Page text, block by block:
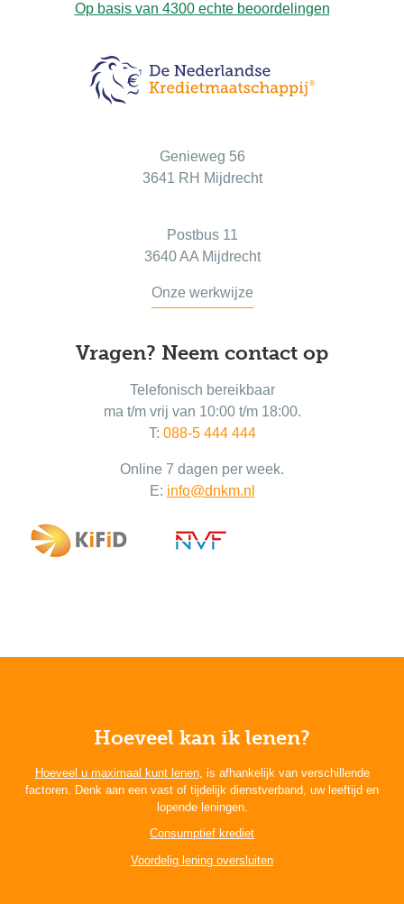
Op basis van 4300echte beoordelingen
Genieweg 56
3641 RH Mijdrecht
Postbus 11
3640 AA Mijdrecht
Onze werkwijze
Vragen? Neem contact op
Telefonisch bereikbaar
ma t/m vrij van 10:00 t/m 18:00.
T: 088-5 444 444
Online 7 dagen per week.
E: info@dnkm.nl
Hoeveel kan ik lenen?
Hoeveel u maximaal kunt lenen, is afhankelijk van verschillende
factoren. Denk aan een vast of tijdelijk dienstverband, uw leeftijd en
lopende leningen.
Consumptief krediet
Voordelig lening oversluiten